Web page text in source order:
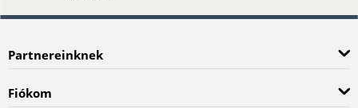
Partnereinknek
Fiókom